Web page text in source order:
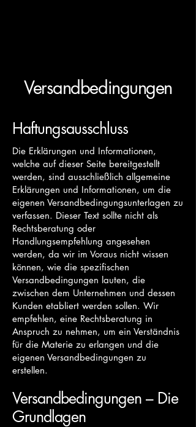
Versandbedingungen
Haftungsausschluss
Die Erklärungen und Informationen,
welche auf dieser Seite bereitgestellt
werden, sind ausschließlich allgemeine
Erklärungen und Informationen, um die
eigenen Versandbedingungsunterlagen zu
verfassen. Dieser Text sollte nicht als
Rechtsberatung oder
Handlungsempfehlung angesehen
werden, da wir im Voraus nicht wissen
können, wie die spezifischen
Versandbedingungen lauten, die
zwischen dem Unternehmen und dessen
Kunden etabliert werden sollen. Wir
empfehlen, eine Rechtsberatung in
Anspruch zu nehmen, um ein Verständnis
für die Materie zu erlangen und die
eigenen Versandbedingungen zu
erstellen.
Versandbedingungen – Die
Grundlagen